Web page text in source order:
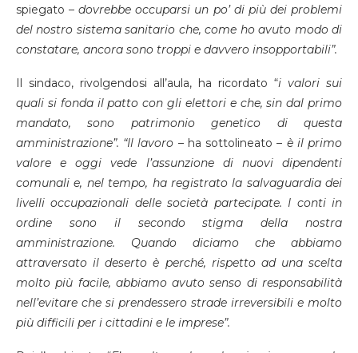
spiegato – dovrebbe occuparsi un po’ di più dei problemi
del nostro sistema sanitario che, come ho avuto modo di
constatare, ancora sono troppi e davvero insopportabili”.
Il sindaco, rivolgendosi all’aula, ha ricordato “i valori sui
quali si fonda il patto con gli elettori e che, sin dal primo
mandato, sono patrimonio genetico di questa
amministrazione”. “Il lavoro – ha sottolineato – è il primo
valore e oggi vede l’assunzione di nuovi dipendenti
comunali e, nel tempo, ha registrato la salvaguardia dei
livelli occupazionali delle società partecipate. I conti in
ordine sono il secondo stigma della nostra
amministrazione. Quando diciamo che abbiamo
attraversato il deserto è perché, rispetto ad una scelta
molto più facile, abbiamo avuto senso di responsabilità
nell’evitare che si prendessero strade irreversibili e molto
più difficili per i cittadini e le imprese”.